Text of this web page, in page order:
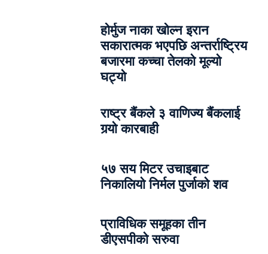
होर्मुज नाका खोल्न इरान
सकारात्मक भएपछि अन्तर्राष्ट्रिय
बजारमा कच्चा तेलको मूल्यो
घट्यो
राष्ट्र बैंकले ३ वाणिज्य बैंकलाई
गर्‍यो कारबाही
५७ सय मिटर उचाइबाट
निकालियो निर्मल पुर्जाको शव
प्राविधिक समूहका तीन
डीएसपीको सरुवा